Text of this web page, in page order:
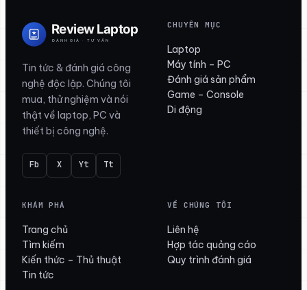
Tin tức & đánh giá công
nghệ độc lập. Chúng tôi
mua, thử nghiệm và nói
thật về laptop, PC và
thiết bị công nghệ.
Fb X Yt Tt
CHUYÊN MỤC
Laptop
Máy tính – PC
Đánh giá sản phẩm
Game – Console
Di động
KHÁM PHÁ
Trang chủ
Tìm kiếm
Kiến thức – Thủ thuật
Tin tức
VỀ CHÚNG TÔI
Liên hệ
Hợp tác quảng cáo
Quy trình đánh giá